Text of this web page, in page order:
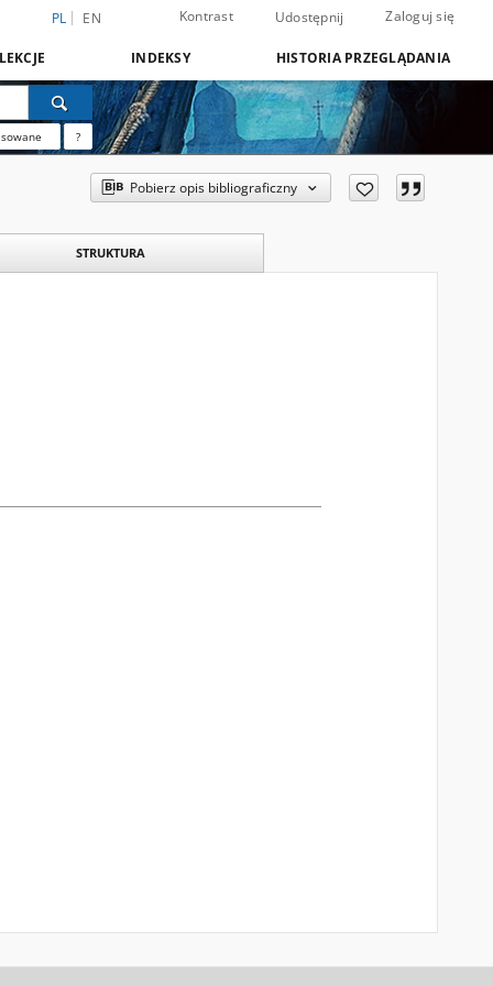
PL EN Kontrast Udostępnij Zaloguj się
INDEKSY HISTORIA PRZEGLĄDANIA
?
Pobierz opis bibliograficzny
STRUKTURA